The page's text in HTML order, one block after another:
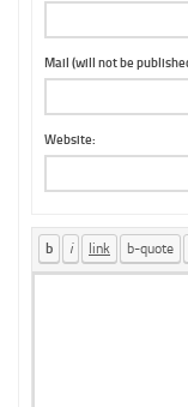
Mail (will not be
Website: